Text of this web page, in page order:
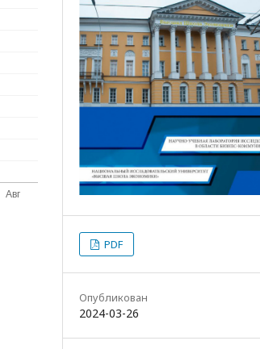
PDF
Опубликован
2024-03-26